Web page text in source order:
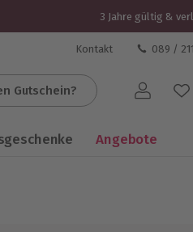
3 Jahre gültig &
Kontakt 089 /
Gutschein?
Angebote